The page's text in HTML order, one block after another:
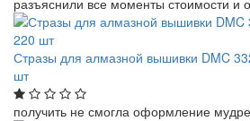
разъяснили все моменты стоимости и
Стразы для алмазной вышивки DMC
шт
получить не смогла оформление